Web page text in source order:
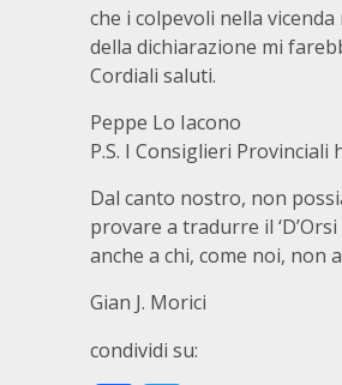
che i colpevoli nella
della dichiarazione mi
Cordiali saluti.
Peppe Lo Iacono
P.S. I Consiglieri Provinciali
Dal canto nostro, non
provare a tradurre il
anche a chi, come noi, non
Gian J. Morici
condividi su: